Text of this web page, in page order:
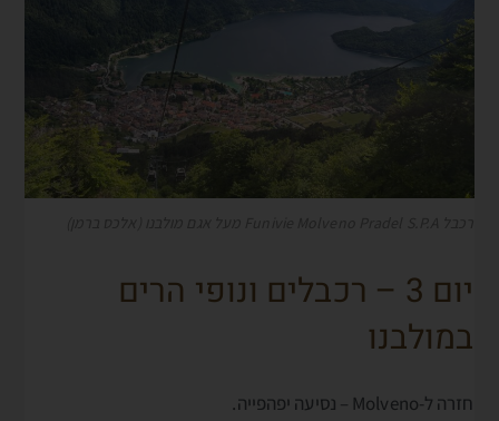
יום 3 – רכבלים ונופי הרים
במולבנו
חזרה ל-Molveno – נסיעה יפהפייה.